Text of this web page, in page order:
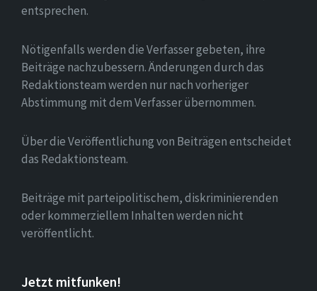
entsprechen.
Nötigenfalls werden die Verfasser gebeten, ihre
Beiträge nachzubessern. Änderungen durch das
Redaktionsteam werden nur nach vorheriger
Abstimmung mit dem Verfasser übernommen.
Über die Veröffentlichung von Beiträgen entscheidet
das Redaktionsteam.
Beiträge mit parteipolitischem, diskriminierenden
oder kommerziellem Inhalten werden nicht
veröffentlicht.
Jetzt mitfunken!